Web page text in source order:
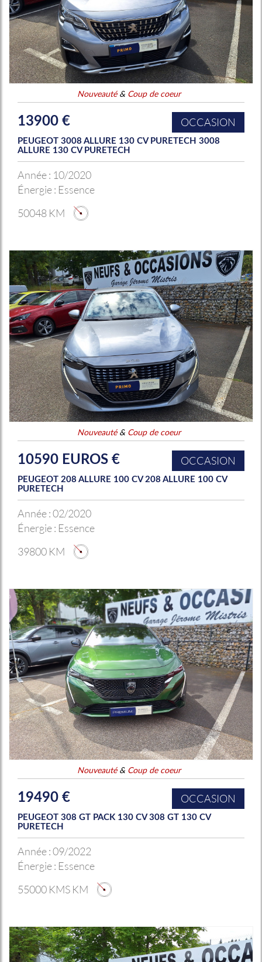
Nouveauté& Coup de coeur
13900 € OCCASION
PEUGEOT 3008 ALLURE 130 CV PURETECH 3008
ALLURE 130 CV PURETECH
Année : 10/2020
Énergie : Essence
50048 KM
Nouveauté& Coup de coeur
10590 EUROS € OCCASION
PEUGEOT 208 ALLURE 100 CV 208 ALLURE 100 CV
PURETECH
Année :02/2020
Énergie : Essence
39800 KM
Nouveauté& Coup de coeur
19490 € OCCASION
PEUGEOT 308 GT PACK 130 CV 308 GT 130 CV
PURETECH
Année :09/2022
Énergie : Essence
55000 KMS KM